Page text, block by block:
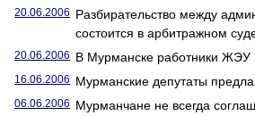
20.06.2006 Разбирательство между
состоится в арбитражном
20.06.2006 В Мурманске работники ЖЭУ
16.06.2006 Мурманские депутаты
06.06.2006 Мурманчане не всегда